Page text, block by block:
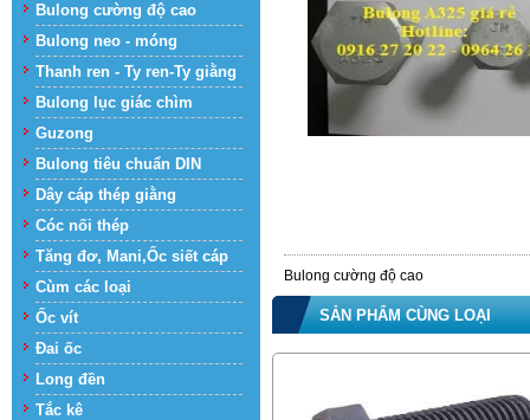
Bulong cường độ cao
Bulong neo - móng
Thanh ren - Ty ren-Ty giằng
Bulong lục giác chìm
Guzong
Bulong tiêu chuẩn DIN
Dây cáp thép giằng
Cóc nối thép
Tăng đơ, Mani,Ốc siết cáp
Cùm các loại
Ốc vít
Đai ốc
Long đền
Tắc kê
Bulong cường độ cao
SẢN PHẨM CÙNG LOẠI